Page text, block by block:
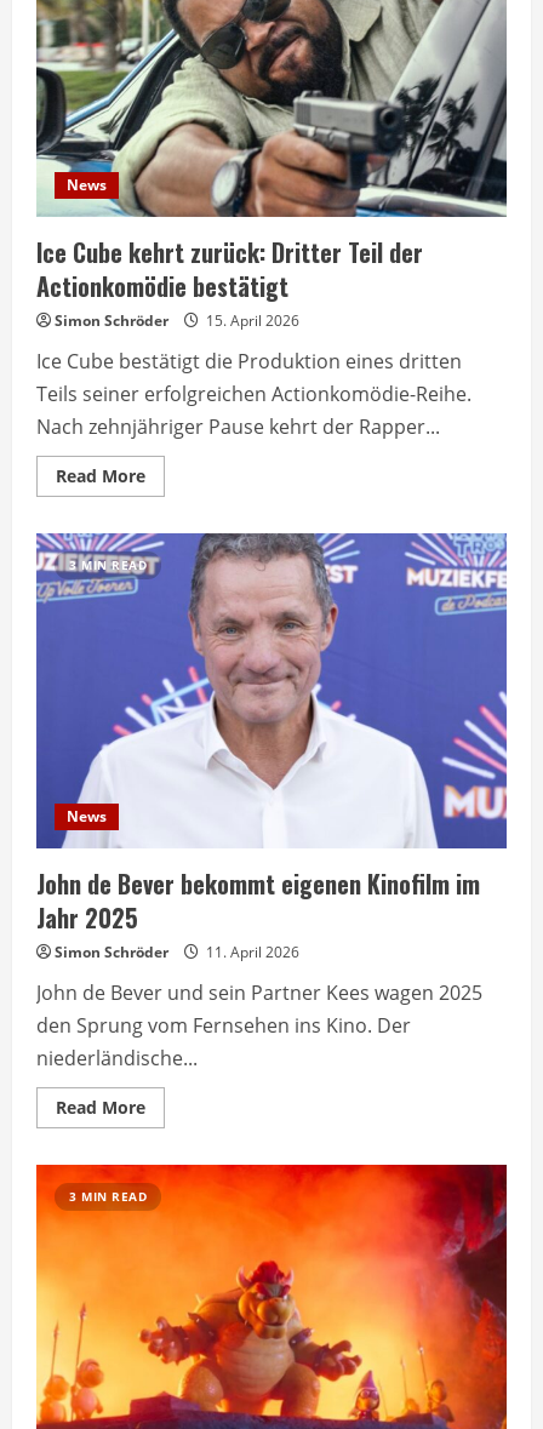
geplant
News
Ice Cube kehrt zurück: Dritter Teil der
Actionkomödie bestätigt
Simon Schröder 15. April 2026
Ice Cube bestätigt die Produktion eines dritten
Teils seiner erfolgreichen Actionkomödie-Reihe.
Nach zehnjähriger Pause kehrt der Rapper...
Read MoreRead
more
Cube
kehrt
zurück:
Dritter
Actionkomödie
bestätigt
3 MIN READ
News
John de Bever bekommt eigenen Kinofilm im
Jahr 2025
Simon Schröder 11. April 2026
John de Bever und sein Partner Kees wagen 2025
den Sprung vom Fernsehen ins Kino. Der
niederländische...
Read MoreRead
more
de
Bever
bekommt
eigenen
3 MIN READ